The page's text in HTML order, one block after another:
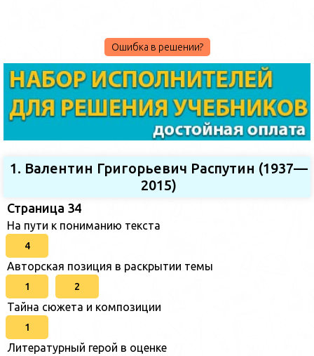
Ошибка в решении?
1. Валентин Григорьевич Распутин (1937—
2015)
Страница 34
На пути к пониманию текста
4
Авторская позиция в раскрытии темы
1 2
Тайна сюжета и композиции
1
Литературный герой в оценке